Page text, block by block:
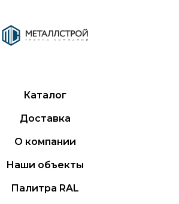
Каталог
Доставка
О компании
Наши объекты
Палитра RAL